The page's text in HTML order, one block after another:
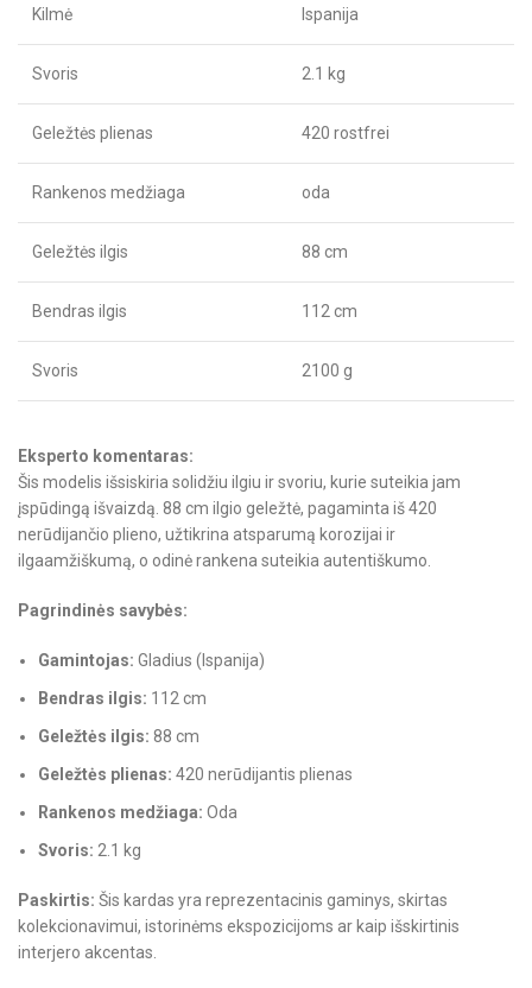
Kilmė Ispanija
Svoris 2.1 kg
Geležtės plienas 420 rostfrei
Rankenos medžiaga oda
Geležtės ilgis 88 cm
Bendras ilgis 112 cm
Svoris 2100 g
Eksperto komentaras:
Šis modelis išsiskiria solidžiu ilgiu ir svoriu, kurie suteikia jam
įspūdingą išvaizdą. 88 cm ilgio geležtė, pagaminta iš 420
nerūdijančio plieno, užtikrina atsparumą korozijai ir
ilgaamžiškumą, o odinė rankena suteikia autentiškumo.
Pagrindinės savybės:
Gamintojas: Gladius (Ispanija)
Bendras ilgis: 112 cm
Geležtės ilgis: 88 cm
Geležtės plienas: 420 nerūdijantis plienas
Rankenos medžiaga: Oda
Svoris: 2.1 kg
Paskirtis: Šis kardas yra reprezentacinis gaminys, skirtas
kolekcionavimui, istorinėms ekspozicijoms ar kaip išskirtinis
interjero akcentas.